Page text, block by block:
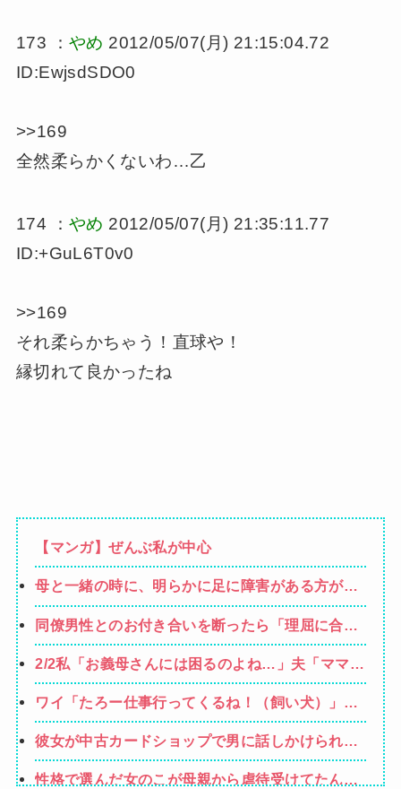
173 ： やめ 2012/05/07(月) 21:15:04.72
ID:EwjsdSDO0
>>169
全然柔らかくないわ…乙
174 ： やめ 2012/05/07(月) 21:35:11.77
ID:+GuL6T0v0
>>169
それ柔らかちゃう！直球や！
縁切れて良かったね
【マンガ】ぜんぶ私が中心
母と一緒の時に、明らかに足に障害がある方が歩
いていた。母「なんであんな歩き方なの？ふざけ
てるの？」
同僚男性とのお付き合いを断ったら「理屈に合わ
ない主張を振りかざす感情的なヒステリー女」と
言いふらされて・・・
2/2私「お義母さんには困るのよね…」夫「ママを
馬鹿にするな！」「確かにママは頭が悪いけどそ
れを他人に指摘されるのはムカつく！」もうこの
人とは一緒にやっていけないけど、子供が
ワイ「たろー仕事行ってくるね！（飼い犬）」犬
「…？（ぷい」
彼女が中古カードショップで男に話しかけられ
た。いきなり彼女の持ち歩いてたカードを品定め
しだしたらしく…
性格で選んだ女のこが母親から虐待受けてたんや